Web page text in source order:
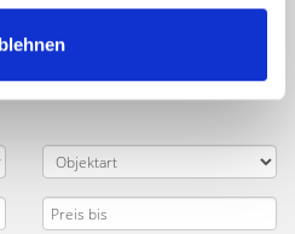
ein. Wir kontaktieren Sie,
in München für Sie